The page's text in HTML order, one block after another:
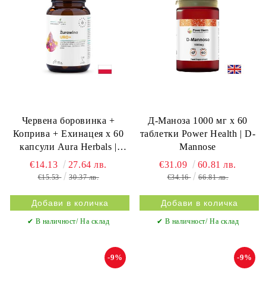
Червена боровинка +
Коприва + Ехинацея х 60
капсули Aura Herbals |
Cranberry, Nettle &
Echinacea
€14.13 27.64 лв.
€15.53 30.37 лв.
✔ В наличност/ На склад
Д-Маноза 1000 мг х 60
таблетки Power Health | D-
Mannose
€31.09 60.81 лв.
€34.16 66.81 лв.
✔ В наличност/ На склад
-9% -9%